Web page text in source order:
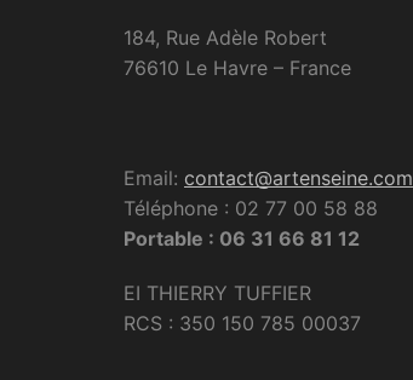
184, Rue Adèle Robert
76610 Le Havre – France
Email: contact@artenseine.com
Téléphone : 02 77 00 58 88
Portable : 06 31 66 81 12
EI THIERRY TUFFIER
RCS : 350 150 785 00037